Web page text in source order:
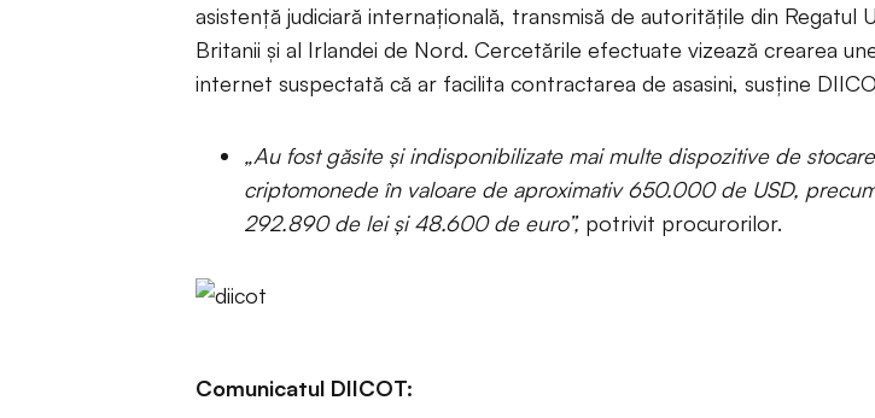
asistență judiciară internațională, transmisă de autoritățile din Regatul
Britanii și al Irlandei de Nord. Cercetările efectuate vizează crearea
internet suspectată că ar facilita contractarea de asasini, susține
„Au fost găsite și indisponibilizate mai multe dispozitive de
criptomonede în valoare de aproximativ 650.000 de USD,
292.890 de lei și 48.600 de euro”, potrivit procurorilor.
Comunicatul DIICOT: